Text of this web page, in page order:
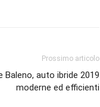
Prossimo articolo
Baleno, auto ibride 2019
moderne ed efficienti